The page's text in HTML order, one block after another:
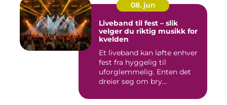
08. jun
Liveband til fest – slik
velger du riktig musikk for
kvelden
Et liveband kan løfte enhver
fest fra hyggelig til
uforglemmelig. Enten det
dreier seg om bry...